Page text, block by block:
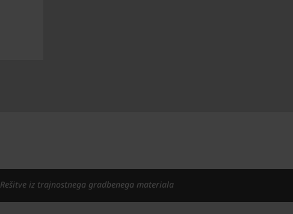
Rešitve iz trajnostnega gradbenega materiala